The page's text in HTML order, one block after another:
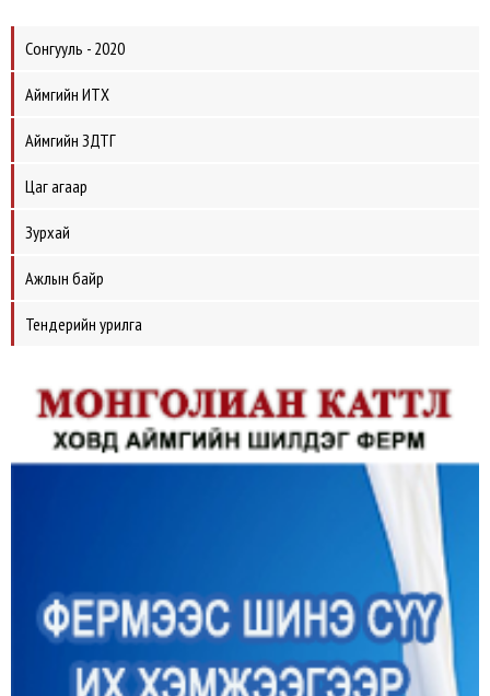
Сонгууль - 2020
Аймгийн ИТХ
Аймгийн ЗДТГ
Цаг агаар
Зурхай
Ажлын байр
Тендерийн урилга